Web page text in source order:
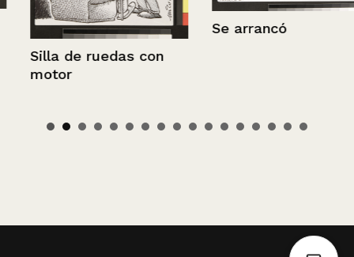
Silla de ruedas con
motor
Se arrancó